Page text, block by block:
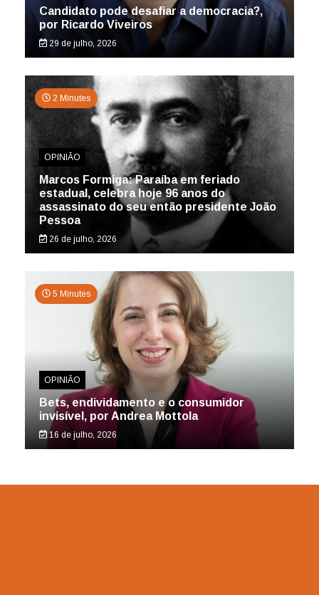
Candidato pode desafiar a democracia?,
por Ricardo Viveiros
29 de julho, 2026
2 Minutes
OPINIÃO
Marcos Formiga: Paraíba em feriado
estadual, celebra hoje 96 anos do
assassinato do seu então presidente João
Pessoa
26 de julho, 2026
5 Minutes
OPINIÃO
Bets, endividamento e o consumidor
invisível, por Andrea Mottola
16 de julho, 2026